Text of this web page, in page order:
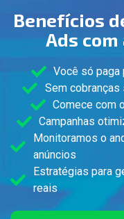
Benefícios
Ads com
Você só
Sem
Comece com
Campanhas
Monitoramos o
anúncios
Estratégias para
reais